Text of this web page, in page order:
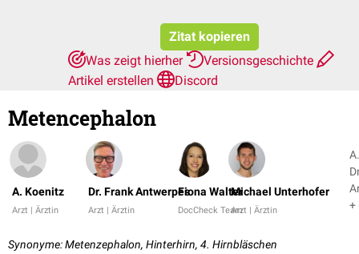
Zitat kopieren
Was zeigt hierher
Versionsgeschichte
Artikel erstellen
Discord
Metencephalon
A. Koenitz
Arzt | Ärztin
Dr. Frank Antwerpes
Arzt | Ärztin
Fiona Walter
DocCheck Team
Michael Unterhofer
Arzt | Ärztin
+
Synonyme: Metenzephalon, Hinterhirn, 4. Hirnbläschen